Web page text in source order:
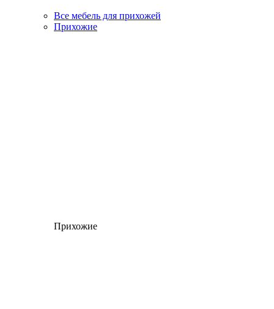
Все мебель для прихожей
Прихожие
Прихожие